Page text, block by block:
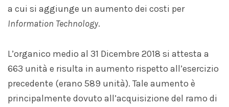
a cui si aggiunge un aumento dei costi per
Information Technology.
L’organico medio al 31 Dicembre 2018 si attesta a
663 unità e risulta in aumento rispetto all’esercizio
precedente (erano 589 unità). Tale aumento è
principalmente dovuto all’acquisizione del ramo di